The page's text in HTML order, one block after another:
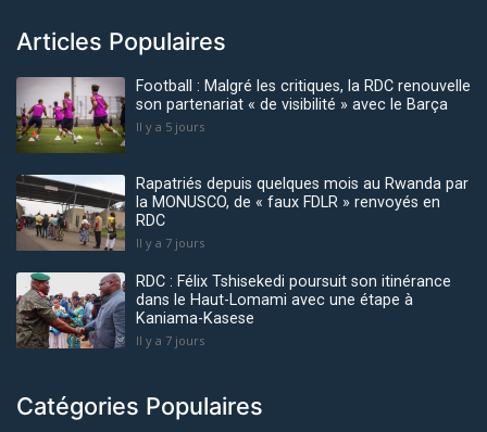
Articles Populaires
Football : Malgré les critiques, la RDC renouvelle
son partenariat « de visibilité » avec le Barça
Il y a 5 jours
Rapatriés depuis quelques mois au Rwanda par
la MONUSCO, de « faux FDLR » renvoyés en
RDC
Il y a 7 jours
RDC : Félix Tshisekedi poursuit son itinérance
dans le Haut-Lomami avec une étape à
Kaniama-Kasese
Il y a 7 jours
Catégories Populaires